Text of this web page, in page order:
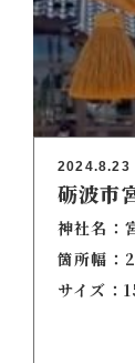
2024.8.23
砺波市
神社名：
箇所幅：
サイズ：